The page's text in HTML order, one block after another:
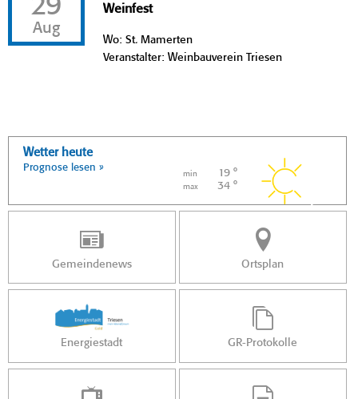
29
Aug
Weinfest
Wo: St. Mamerten
Veranstalter: Weinbauverein Triesen
Wetter heute
Prognose lesen »
min 19 °
max 34 °
Gemeindenews Ortsplan
Energiestadt GR-Protokolle